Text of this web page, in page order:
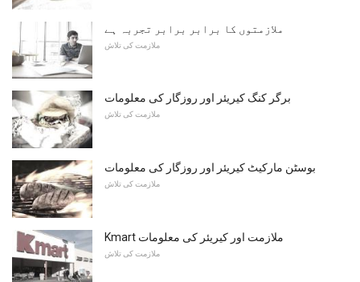
ملازمتوں کا برابر برابر تجربہ ہے
ملازمت کی تلاش
برگر کنگ کیریئر اور روزگار کی معلومات
ملازمت کی تلاش
بوسٹن مارکیٹ کیریئر اور روزگار کی معلومات
ملازمت کی تلاش
Kmart ملازمت اور کیریئر کی معلومات
ملازمت کی تلاش